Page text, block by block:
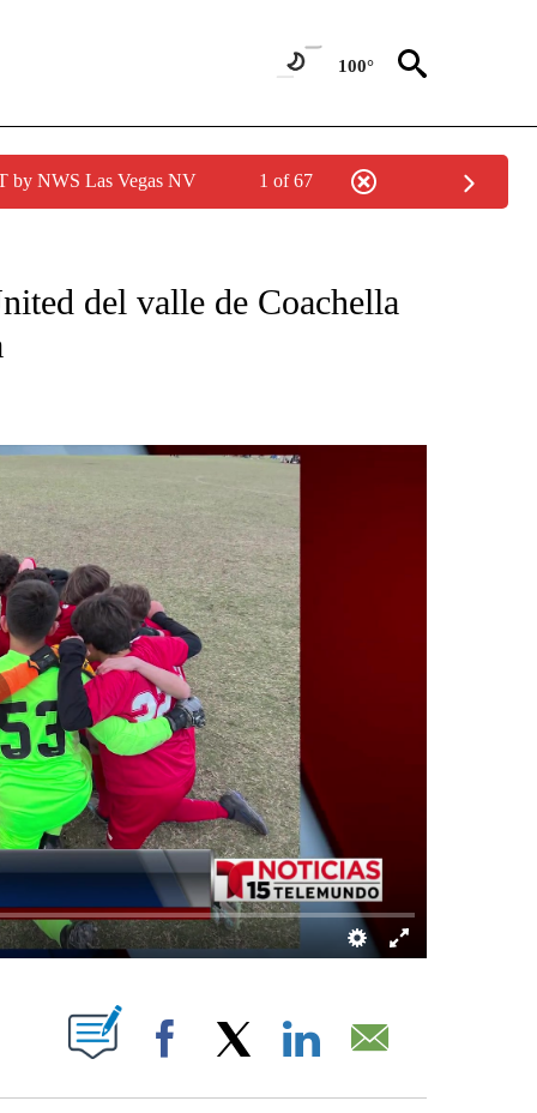
100°
by NWS Las Vegas NV 1 of 67
ABOUT NEW PAGES ON "KUNAMUNDO".
del valle de Coachella
NEW PAGES ON "".
Facebook